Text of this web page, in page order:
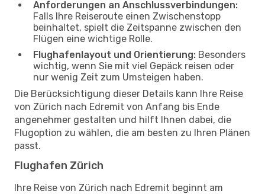
Anforderungen an Anschlussverbindungen:
Falls Ihre Reiseroute einen Zwischenstopp
beinhaltet, spielt die Zeitspanne zwischen den
Flügen eine wichtige Rolle.
Flughafenlayout und Orientierung: Besonders
wichtig, wenn Sie mit viel Gepäck reisen oder
nur wenig Zeit zum Umsteigen haben.
Die Berücksichtigung dieser Details kann Ihre Reise
von Zürich nach Edremit von Anfang bis Ende
angenehmer gestalten und hilft Ihnen dabei, die
Flugoption zu wählen, die am besten zu Ihren Plänen
passt.
Flughafen Zürich
Ihre Reise von Zürich nach Edremit beginnt am